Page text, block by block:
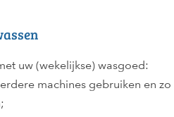
uw (wekelijkse) wasgoed:
machines gebruiken en zo